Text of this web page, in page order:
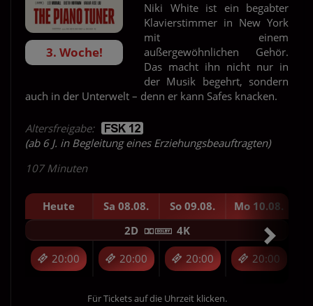
3. Woche!
Niki White ist ein begabter
Klavierstimmer in New York
mit einem
außergewöhnlichen Gehör.
Das macht ihn nicht nur in
der Musik begehrt, sondern
auch in der Unterwelt – denn er kann Safes knacken.
Altersfreigabe:
(ab 6 J. in Begleitung eines Erziehungsbeauftragten)
107 Minuten
Heute Sa 08.08. So 09.08. Mo 10.08.
20:00 20:00 20:00 20:00
2D 4K
Für Tickets auf die Uhrzeit klicken.